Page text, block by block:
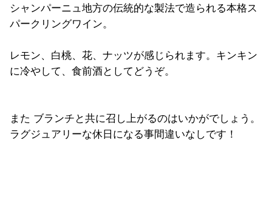
シャンパーニュ地方の伝統的な製法で造られる本格ス
パークリングワイン。
レモン、白桃、花、ナッツが感じられます。キンキン
に冷やして、食前酒としてどうぞ。
また ブランチと共に召し上がるのはいかがでしょう。
ラグジュアリーな休日になる事間違いなしです！